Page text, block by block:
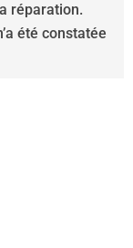
réparation.
été constatée